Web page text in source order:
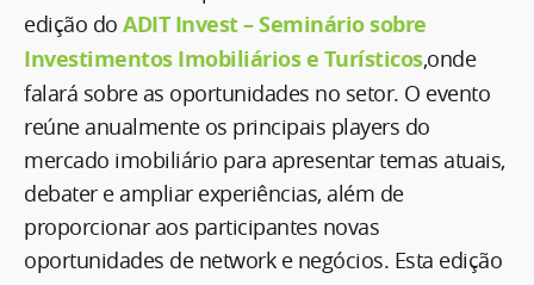
edição do ADIT Invest – Seminário sobre
Investimentos Imobiliários e Turísticos,onde
falará sobre as oportunidades no setor. O evento
reúne anualmente os principais players do
mercado imobiliário para apresentar temas atuais,
debater e ampliar experiências, além de
proporcionar aos participantes novas
oportunidades de network e negócios. Esta edição